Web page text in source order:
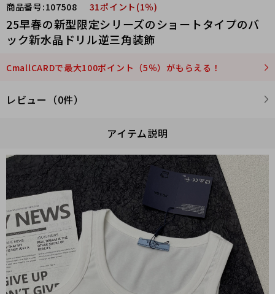
商品番号:107508 31ポイント(1％)
25早春の新型限定シリーズのショートタイプのバ
ック新水晶ドリル逆三角装飾
CmallCARDで最大100ポイント（5％）がもらえる！
レビュー（0件）
アイテム説明